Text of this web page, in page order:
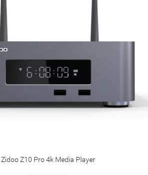
Zidoo Z10 Pro 4k Media Player